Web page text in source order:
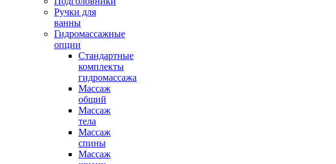
Ручки для
ванны
Гидромассажные
опции
Стандартные
комплекты
гидромассажа
Массаж
общий
Массаж
тела
Массаж
спины
Массаж